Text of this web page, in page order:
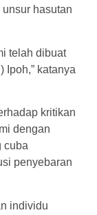
hasutan
telah dibuat
Ipoh,” katanya
kritikan
dengan
cuba
penyebaran
individu